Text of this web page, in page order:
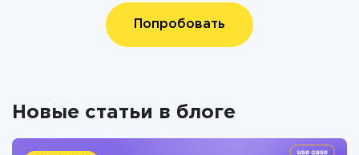
Попробовать
Новые статьи в блоге